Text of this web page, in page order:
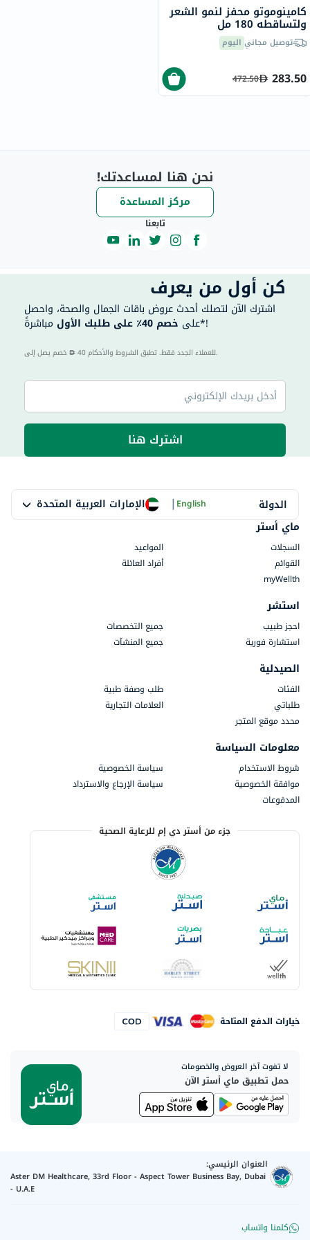
كامينوموتو محفز لنمو الشعر
ولتساقطه 180 مل
توصيل مجاني اليوم
283.50
472.50
نحن هنا لمساعدتك!
مركز المساعدة
تابعنا
كن أول من يعرف
اشترك الآن لتصلك أحدث عروض باقات الجمال والصحة، واحصل
على خصم 40٪ على طلبك الأول مباشرةً*!
40 للعملاء الجدد فقط. تطبق الشروط والأحكام.
اشترك هنا
الدولة الإمارات العربية المتحدة |English
ماي أستر
السجلات
المواعيد
القوائم
أفراد العائلة
myWellth
استشر
احجز طبيب
جميع التخصصات
استشارة فورية
جميع المنشآت
الصيدلية
الفئات
طلب وصفة طبية
طلباتي
العلامات التجارية
محدد موقع المتجر
معلومات السياسة
شروط الاستخدام
سياسة الخصوصية
موافقة الخصوصية
سياسة الإرجاع والاسترداد
المدفوعات
جزء من أستر دي إم للرعاية الصحية
خيارات الدفع المتاحة
لا تفوت آخر العروض والخصومات
حمل تطبيق ماي أستر الآن
العنوان الرئيسي:
Aster DM Healthcare, 33rd Floor - Aspect Tower Business Bay, Dubai
- U.A.E
كلمنا واتساب